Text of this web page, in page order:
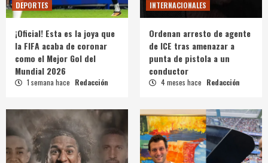
DEPORTES
¡Oficial! Esta es la joya que
la FIFA acaba de coronar
como el Mejor Gol del
Mundial 2026
1 semana hace Redacción
INTERNACIONALES
Ordenan arresto de agente
de ICE tras amenazar a
punta de pistola a un
conductor
4 meses hace Redacción